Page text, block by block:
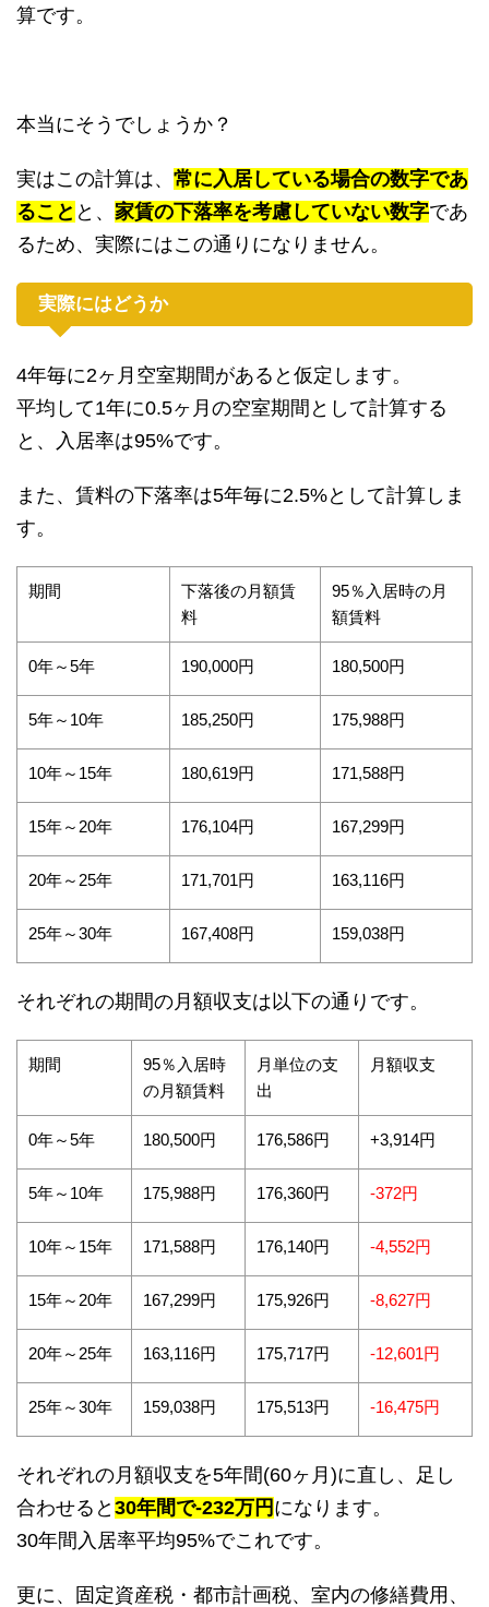
算です。
本当にそうでしょうか？
実はこの計算は、 常に入居している場合の数字であ
ること と、 家賃の下落率を考慮していない数字であ
るため、実際にはこの通りになりません。
実際にはどうか
4年毎に2ヶ月空室期間があると仮定します。
平均して1年に0.5ヶ月の空室期間として計算する
と、入居率は95%です。
また、賃料の下落率は5年毎に2.5%として計算しま
す。
期間
下落後の月額賃
料
95％入居時の月
額賃料
0年～5年 190,000円 180,500円
5年～10年 185,250円 175,988円
10年～15年 180,619円 171,588円
15年～20年 176,104円 167,299円
20年～25年 171,701円 163,116円
25年～30年 167,408円 159,038円
それぞれの期間の月額収支は以下の通りです。
期間
95％入居時
の月額賃料
月単位の支
出
月額収支
0年～5年 180,500円 176,586円 +3,914円
5年～10年 175,988円 176,360円 -372円
10年～15年 171,588円 176,140円 -4,552円
15年～20年 167,299円 175,926円 -8,627円
20年～25年 163,116円 175,717円 -12,601円
25年～30年 159,038円 175,513円 -16,475円
それぞれの月額収支を5年間(60ヶ月)に直し、足し
合わせると 30年間で-232万円 になります。
30年間入居率平均95%でこれです。
更に、固定資産税・都市計画税、室内の修繕費用、